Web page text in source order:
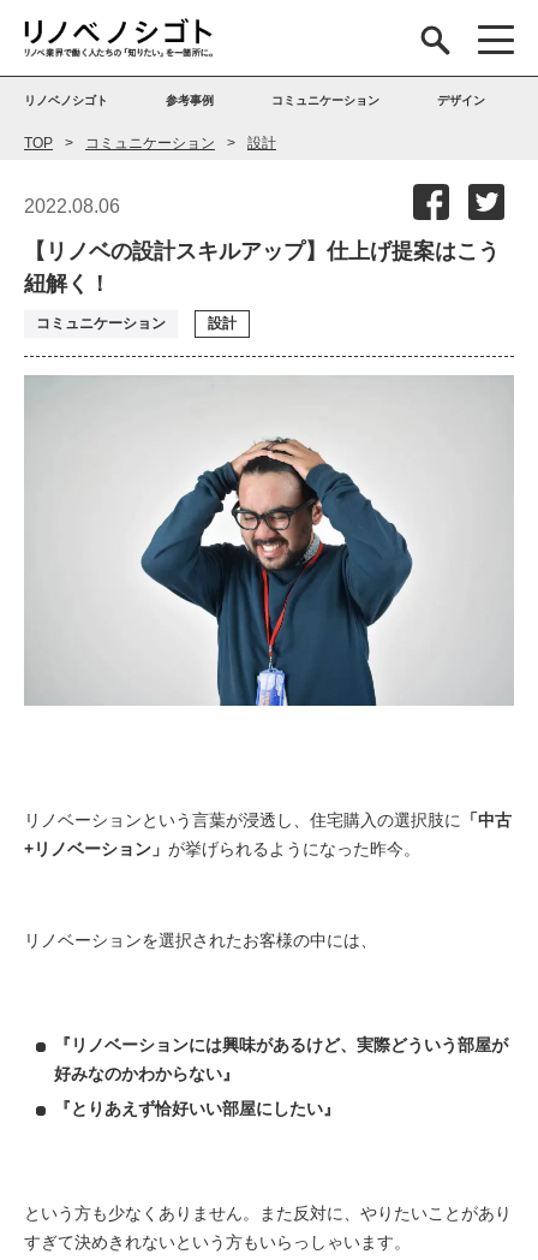
リノベノシゴト 参考事例 コミュニケーション デザイン
TOP コミュニケーション 設計
2022.08.06
【リノベの設計スキルアップ】仕上げ提案はこう
紐解く！
コミュニケーション 設計
リノベーションという言葉が浸透し、住宅購入の選択肢に 「中古
+リノベーション」 が挙げられるようになった昨今。
リノベーションを選択されたお客様の中には、
『リノベーションには興味があるけど、実際どういう部屋が
好みなのかわからない』
『とりあえず恰好いい部屋にしたい』
という方も少なくありません。また反対に、やりたいことがあり
すぎて決めきれないという方もいらっしゃいます。